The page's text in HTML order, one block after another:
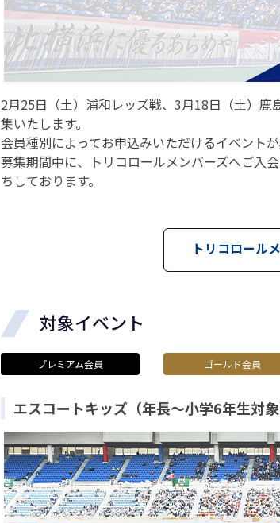
2月25日（土）浦和レッズ戦、3月18日（土）
集いたします。
会員種別によってお申込みいただけるイベント
募集期間中に、トリコロールメンバーズへご入
ちしております。
トリコロール
対象イベント
プレミアム会員 ゴールド会員
エスコートキッズ（年長～小学6年生対象